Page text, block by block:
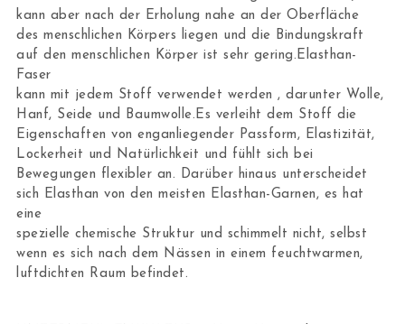
kann aber nach der Erholung nahe an der Oberfläche
des menschlichen Körpers liegen und die Bindungskraft
auf den menschlichen Körper ist sehr gering.Elasthan-
Faser
kann mit jedem Stoff verwendet werden , darunter Wolle,
Hanf, Seide und Baumwolle.Es verleiht dem Stoff die
Eigenschaften von enganliegender Passform, Elastizität,
Lockerheit und Natürlichkeit und fühlt sich bei
Bewegungen flexibler an. Darüber hinaus unterscheidet
sich Elasthan von den meisten Elasthan-Garnen, es hat
eine
spezielle chemische Struktur und schimmelt nicht, selbst
wenn es sich nach dem Nässen in einem feuchtwarmen,
luftdichten Raum befindet.